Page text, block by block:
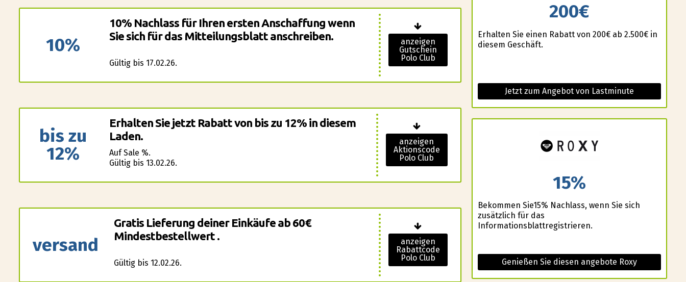
10%
10% Nachlass für Ihren ersten Anschaffung wenn
Sie sich für das Mitteilungsblatt anschreiben.
Gültig bis 17.02.26.
anzeigen
Gutschein
Polo Club
bis zu
12%
Erhalten Sie jetzt Rabatt von bis zu 12% in diesem
Laden.
Auf Sale %.
Gültig bis 13.02.26.
anzeigen
Aktionscode
Polo Club
versand
Gratis Lieferung deiner Einkäufe ab 60€
Mindestbestellwert .
Gültig bis 12.02.26.
anzeigen
Rabattcode
Polo Club
200€
Erhalten Sie einen Rabatt von 200€ ab 2.500€ in
diesem Geschäft.
Jetzt zum Angebot von Lastminute
15%
Bekommen Sie15% Nachlass, wenn Sie sich
zusätzlich für das
Informationsblattregistrieren.
Genießen Sie diesen angebote Roxy